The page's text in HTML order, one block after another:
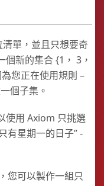
單，並且只想要奇
新的集合 {1， 3，
您正在使用規則 –
個子集。
使用 Axiom 只挑選
有星期一的日子” -
您可以製作一組只